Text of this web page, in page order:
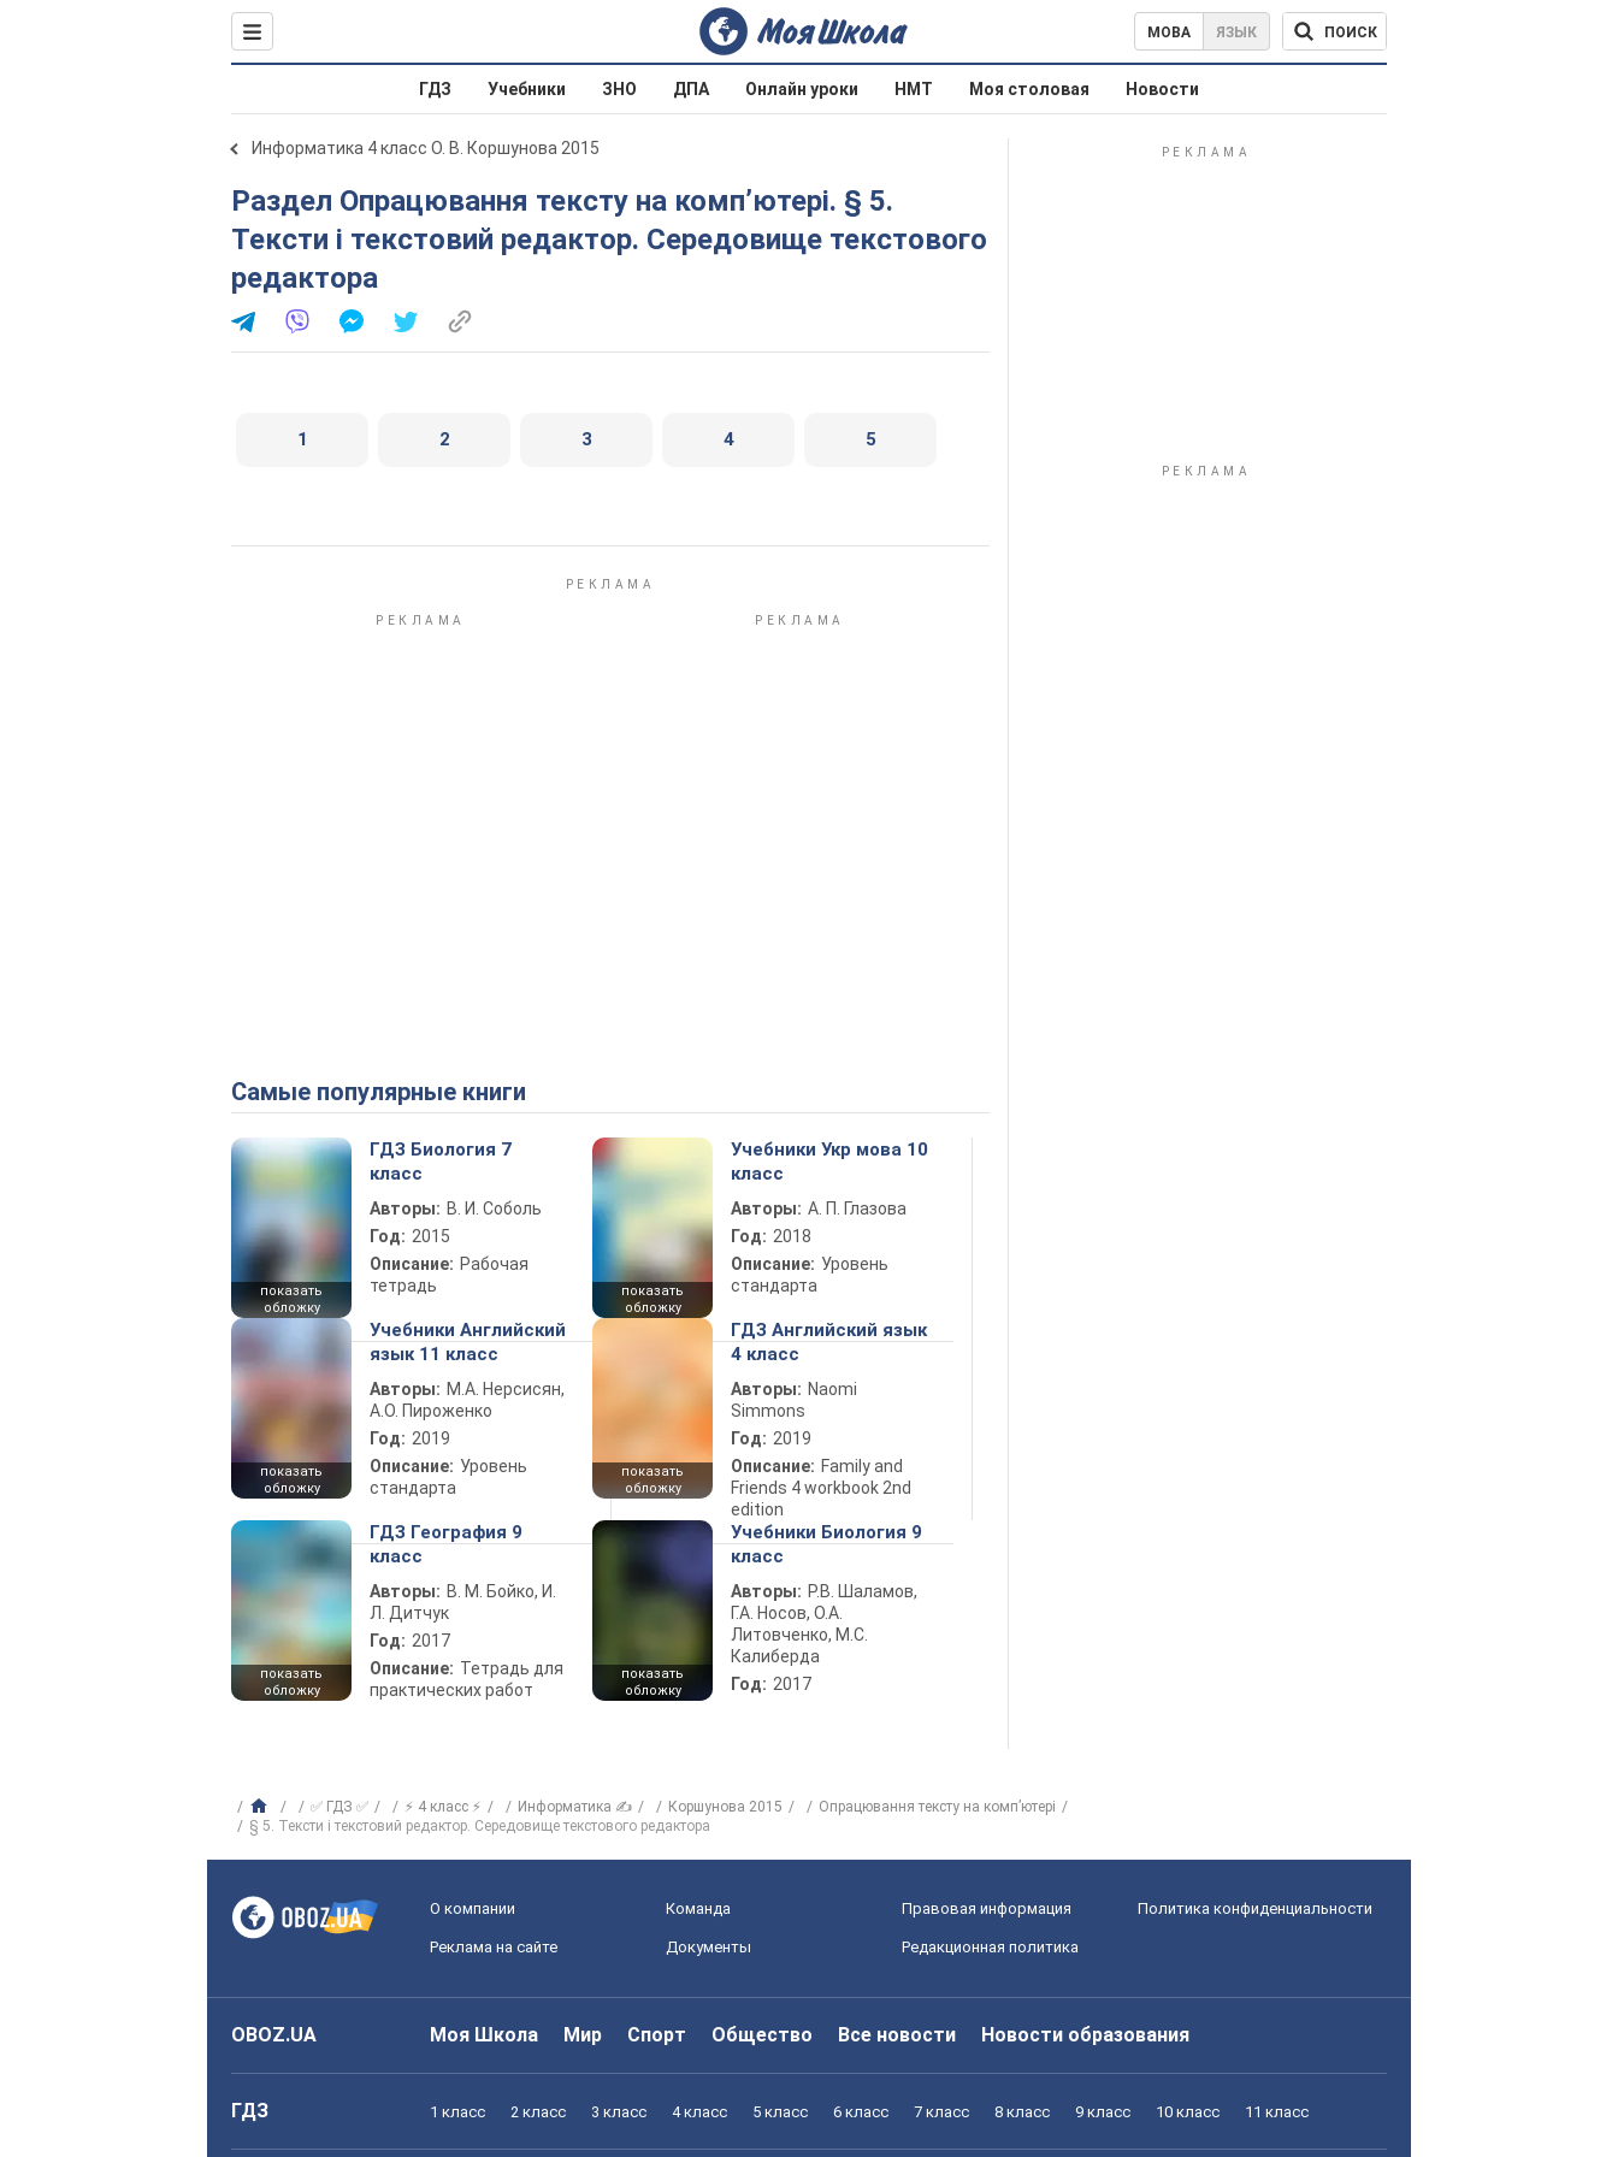
МОВА ЯЗЫК ПОИСК
ГДЗ Учебники ЗНО ДПА Онлайн уроки НМТ Моя столовая Новости
Информатика 4 класс О. В. Коршунова 2015
Раздел Опрацювання тексту на комп’ютері. § 5.
Тексти і текстовий редактор. Середовище текстового
редактора
1 2 3 4 5
Самые популярные книги
показать
обложку
ГДЗ Биология 7
класс
Авторы: В. И. Соболь
Год: 2015
Описание: Рабочая
тетрадь
показать
обложку
Учебники Укр мова 10
класс
Авторы: А. П. Глазова
Год: 2018
Описание: Уровень
стандарта
показать
обложку
Учебники Английский
язык 11 класс
Авторы: М.А. Нерсисян,
А.О. Пироженко
Год: 2019
Описание: Уровень
стандарта
показать
обложку
ГДЗ Английский язык
4 класс
Авторы: Naomi
Simmons
Год: 2019
Описание: Family and
Friends 4 workbook 2nd
edition
показать
обложку
ГДЗ География 9
класс
Авторы: В. М. Бойко, И.
Л. Дитчук
Год: 2017
Описание: Тетрадь для
практических работ
показать
обложку
Учебники Биология 9
класс
Авторы: Р.В. Шаламов,
Г.А. Носов, О.А.
Литовченко, М.С.
Калиберда
Год: 2017
✅ ГДЗ ✅ ⚡ 4 класс ⚡ Информатика ✍ Коршунова 2015
Опрацювання тексту на комп’ютері
§ 5. Тексти і текстовий редактор. Середовище текстового редактора
О компании Команда Правовая информация Политика конфиденциальности
Реклама на сайте Документы Редакционная политика
OBOZ.UA Моя Школа Мир Спорт Общество Все новости Новости образования
ГДЗ 1 класс 2 класс 3 класс 4 класс 5 класс 6 класс 7 класс 8 класс 9 класс 10 класс 11 класс